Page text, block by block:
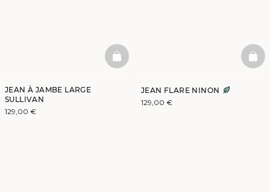
JEAN À JAMBE LARGE
SULLIVAN
129,00 €
BASKETFULL
JEAN FLARE NINON
129,00 €